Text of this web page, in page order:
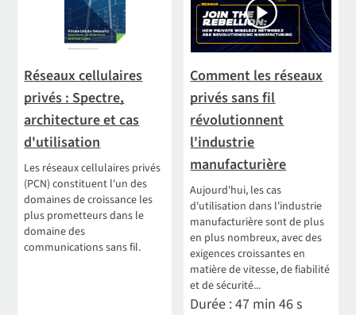
Réseaux cellulaires
privés : Spectre,
architecture et cas
d'utilisation
Les réseaux cellulaires privés
(PCN) constituent l'un des
domaines de croissance les
plus prometteurs dans le
domaine des
communications sans fil.
Comment les réseaux
privés sans fil
révolutionnent
l'industrie
manufacturière
Aujourd'hui, les cas
d'utilisation dans l'industrie
manufacturière sont de plus
en plus nombreux, avec des
exigences croissantes en
matière de vitesse, de fiabilité
et de sécurité...
Durée : 47 min 46 s